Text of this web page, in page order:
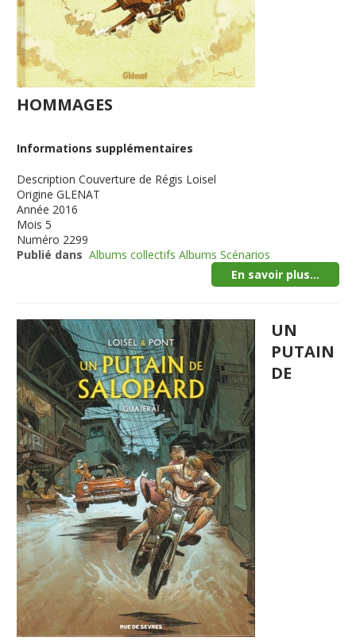
HOMMAGES
Informations supplémentaires
Description Couverture de Régis Loisel
Origine GLENAT
Année 2016
Mois 5
Numéro 2299
Publié dans Albums collectifs Albums Scénarios
En savoir plus...
UN
PUTAIN
DE